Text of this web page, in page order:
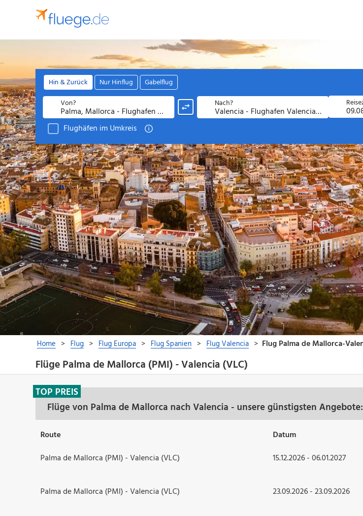
Flüge Palma de Mallorca (PMI) - Valencia (VLC)
Flüge von Palma de Mallorca nach Valencia - unsere günstigsten Angebote:
TOP PREIS
Route Datum
Palma de Mallorca (PMI) - Valencia (VLC)
15.12.2026 - 06.01.2027
Palma de Mallorca (PMI) - Valencia (VLC) 23.09.2026 - 23.09.2026